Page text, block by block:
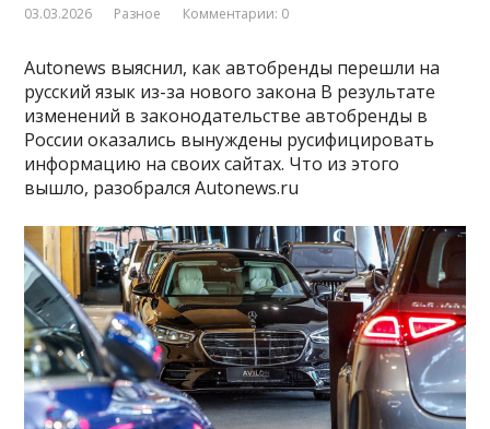
03.03.2026 Разное Комментарии: 0
Autonews выяснил, как автобренды перешли на
русский язык из-за нового закона В результате
изменений в законодательстве автобренды в
России оказались вынуждены русифицировать
информацию на своих сайтах. Что из этого
вышло, разобрался Autonews.ru